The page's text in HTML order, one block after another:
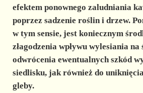
efektem ponownego zaludniania
poprzez sadzenie roślin i drzew.
w tym sensie, jest koniecznym
złagodzenia wpływu wylesiania
odwrócenia ewentualnych szkód
siedlisku, jak również do
gleby.